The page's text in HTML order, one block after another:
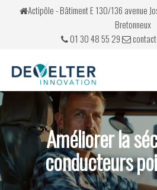
Actipôle - Bâtiment E 130/136 avenue
Bretonneux
01 30 48 55 29
de conduite
Améliorer la
conducteurs